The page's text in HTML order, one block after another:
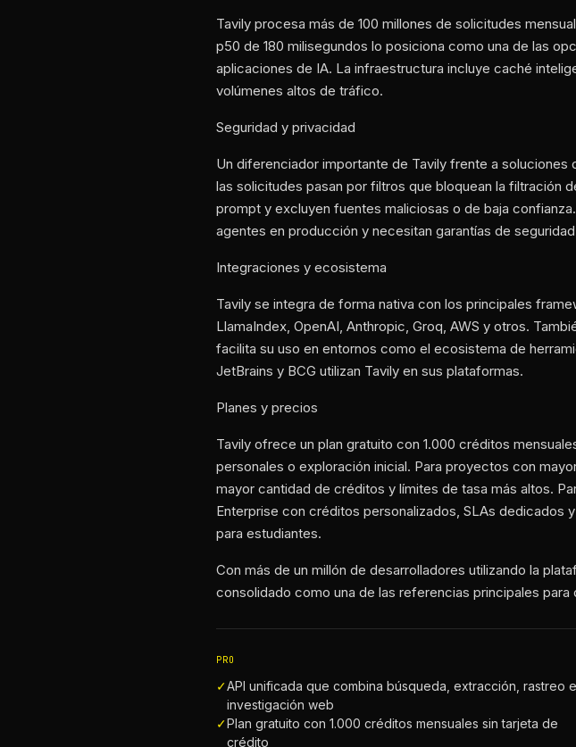
Tavily procesa más de 100 millones de solicitudes
p50 de 180 milisegundos lo posiciona como una de las
aplicaciones de IA. La infraestructura incluye caché
volúmenes altos de tráfico.
Seguridad y privacidad
Un diferenciador importante de Tavily frente a
las solicitudes pasan por filtros que bloquean la filtración
prompt y excluyen fuentes maliciosas o de baja
agentes en producción y necesitan garantías de
Integraciones y ecosistema
Tavily se integra de forma nativa con los principales
LlamaIndex, OpenAI, Anthropic, Groq, AWS y otros.
facilita su uso en entornos como el ecosistema de
JetBrains y BCG utilizan Tavily en sus plataformas.
Planes y precios
Tavily ofrece un plan gratuito con 1.000 créditos
personales o exploración inicial. Para proyectos con
mayor cantidad de créditos y límites de tasa más altos.
Enterprise con créditos personalizados, SLAs
para estudiantes.
Con más de un millón de desarrolladores utilizando la
consolidado como una de las referencias principales
PRO
✓API unificada que combina búsqueda, extracción, rastreo e
investigación web
✓Plan gratuito con 1.000 créditos mensuales sin tarjeta de
crédito